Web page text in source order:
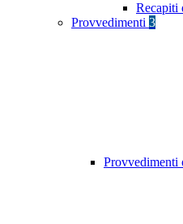
Recapiti
Provvedimenti 3
Provvedimenti